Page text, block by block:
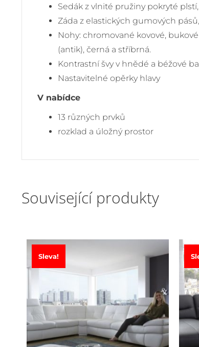
Sedák z vlnité pružiny pokryté
Záda z elastických gumových
Nohy: chromované kovové,
(antik), černá a stříbrná.
Kontrastní švy v hnědé a béžové
Nastavitelné opěrky hlavy
V nabídce
13 různých prvků
rozklad a úložný prostor
Související produkty
Sleva!